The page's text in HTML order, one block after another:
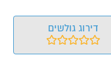
דירוג גולשים